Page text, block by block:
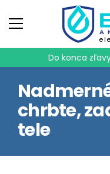
Do konca
chrbte,
tele